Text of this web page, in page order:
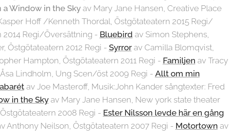
a Window in the Skyav Mary Jane Hansen, Creative Place
Hoff /Kenneth Thordal, Östgötateatern 2015 Regi/
Regi/Översättning - Bluebird av Simon Stephens,
Östgötateatern 2012 Regi - Syrrorav Camilla Blomqvist,
Hampton, Östgötateatern 2011 Regi - Familjen av Tracy
Lindholm, Ung Scen/öst 2009 Regi - Allt om min
av Joe Masteroff, Musik:John Kander sångtexter: Fred
in the Skyav Mary Jane Hansen, New york state theater
2008 Regi - Ester Nilsson levde här en gång
Anthony Neilson, Östgötateatern 2007 Regi - Motortown av